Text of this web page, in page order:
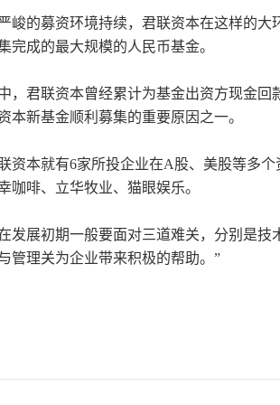
峻的募资环境持续，君联资本在这样的
完成的最大规模的人民币基金。
，君联资本曾经累计为基金出资方现金
本新基金顺利募集的重要原因之一。
资本就有6家所投企业在A股、美股等多
咖啡、立华牧业、猫眼娱乐。
发展初期一般要面对三道难关，分别是
管理关为企业带来积极的帮助。”